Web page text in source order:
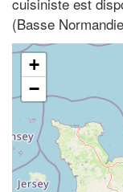
(Basse
+
−